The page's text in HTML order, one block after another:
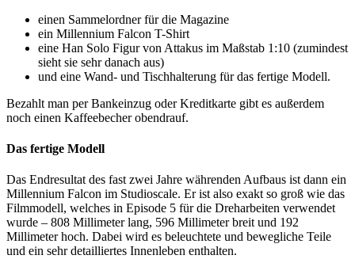
einen Sammelordner für die Magazine
ein Millennium Falcon T-Shirt
eine Han Solo Figur von Attakus im Maßstab 1:10 (zumindest
sieht sie sehr danach aus)
und eine Wand- und Tischhalterung für das fertige Modell.
Bezahlt man per Bankeinzug oder Kreditkarte gibt es außerdem
noch einen Kaffeebecher obendrauf.
Das fertige Modell
Das Endresultat des fast zwei Jahre währenden Aufbaus ist dann ein
Millennium Falcon im Studioscale. Er ist also exakt so groß wie das
Filmmodell, welches in Episode 5 für die Dreharbeiten verwendet
wurde – 808 Millimeter lang, 596 Millimeter breit und 192
Millimeter hoch. Dabei wird es beleuchtete und bewegliche Teile
und ein sehr detailliertes Innenleben enthalten.